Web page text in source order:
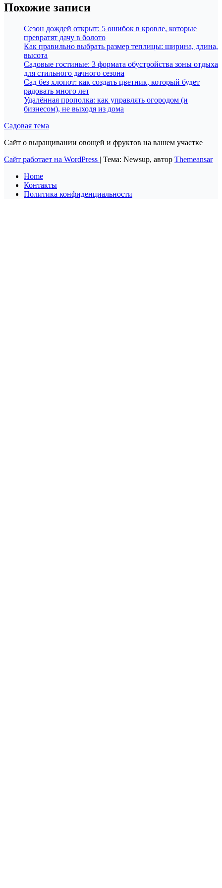
Похожие записи
Сезон дождей открыт: 5 ошибок в кровле, которые
превратят дачу в болото
Как правильно выбрать размер теплицы: ширина, длина,
высота
Садовые гостиные: 3 формата обустройства зоны отдыха
для стильного дачного сезона
Сад без хлопот: как создать цветник, который будет
радовать много лет
Удалённая прополка: как управлять огородом (и
бизнесом), не выходя из дома
Садовая тема
Сайт о выращивании овощей и фруктов на вашем участке
Сайт работает на WordPress | Тема: Newsup, автор Themeansar
Home
Контакты
Политика конфиденциальности